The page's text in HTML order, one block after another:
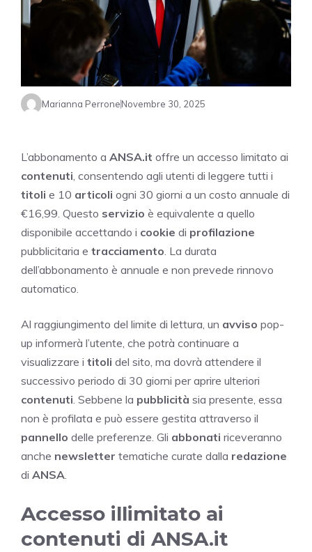
Marianna PerroneNovembre 30, 2025
L’abbonamento a ANSA.it offre un accesso limitato ai
contenuti, consentendo agli utenti di leggere tutti i
titoli e 10 articoli ogni 30 giorni a un costo annuale di
€16,99. Questo servizio è equivalente a quello
disponibile accettando i cookie di profilazione
pubblicitaria e tracciamento. La durata
dell’abbonamento è annuale e non prevede rinnovo
automatico.
Al raggiungimento del limite di lettura, un avviso pop-
up informerà l’utente, che potrà continuare a
visualizzare i titoli del sito, ma dovrà attendere il
successivo periodo di 30 giorni per aprire ulteriori
contenuti. Sebbene la pubblicità sia presente, essa
non è profilata e può essere gestita attraverso il
pannello delle preferenze. Gli abbonati riceveranno
anche newsletter tematiche curate dalla redazione
di ANSA.
Accesso illimitato ai
contenuti di ANSA.it